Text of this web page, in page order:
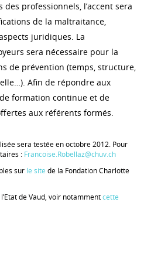
professionnels, l’accent sera
de la maltraitance,
juridiques. La
sera nécessaire pour la
de prévention (temps, structure,
Afin de répondre aux
formation continue et de
aux référents formés.
sera testée en octobre 2012. Pour
: Francoise.Robellaz@chuv.ch
sur le site de la Fondation Charlotte
de Vaud, voir notammentcette